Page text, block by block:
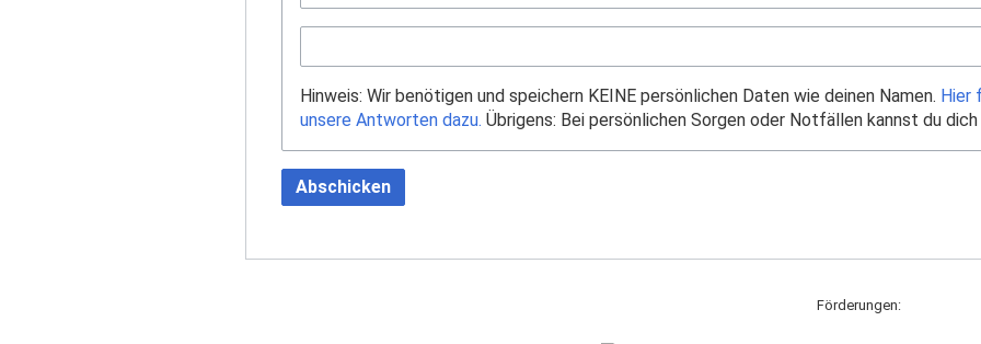
Hinweis: Wir benötigen und speichern KEINE persönlichen Daten wie deinen Namen. Hier
unsere Antworten dazu. Übrigens: Bei persönlichen Sorgen oder Notfällen kannst du dich
Abschicken
Förderungen: